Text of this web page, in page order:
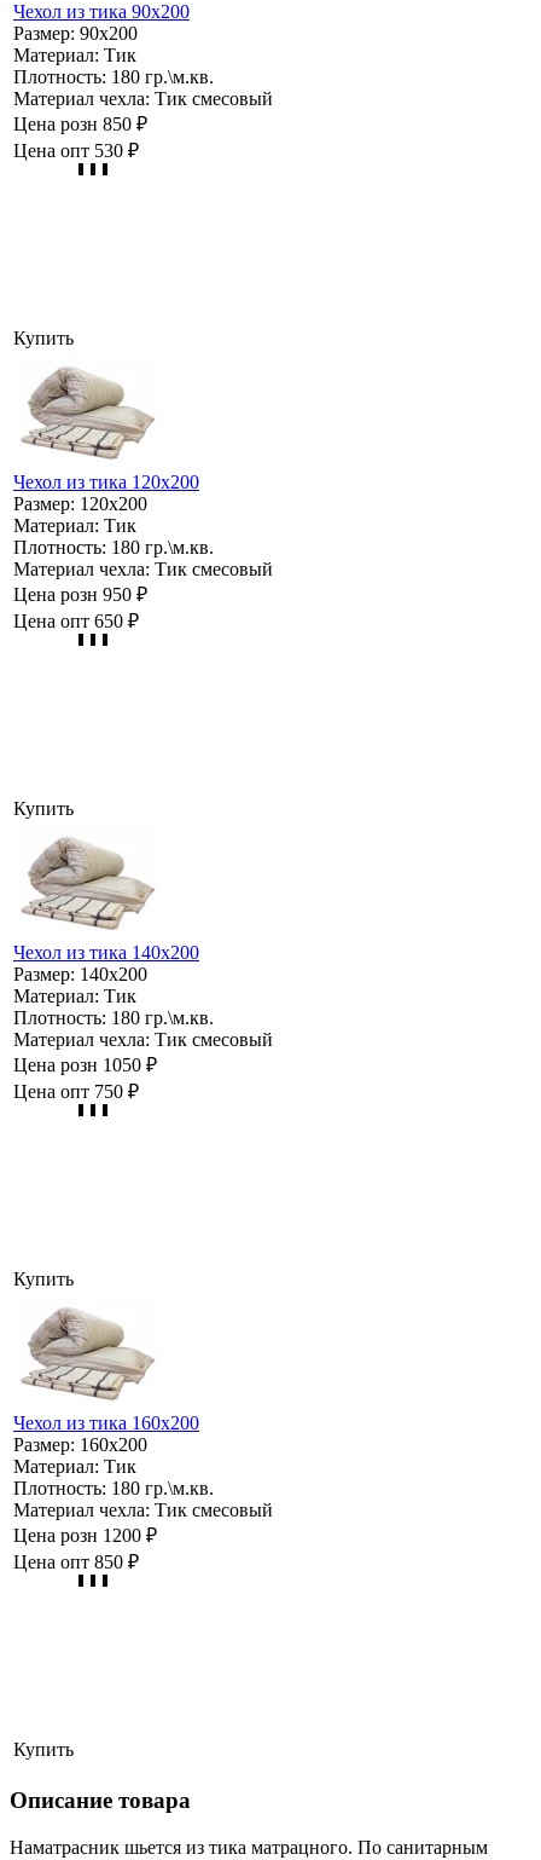
Чехол из тика 90х200
Размер: 90х200
Материал: Тик
Плотность: 180 гр.\м.кв.
Материал чехла: Тик смесовый
Цена розн 850 ₽
Цена опт 530 ₽
Купить
Чехол из тика 120х200
Размер: 120х200
Материал: Тик
Плотность: 180 гр.\м.кв.
Материал чехла: Тик смесовый
Цена розн 950 ₽
Цена опт 650 ₽
Купить
Чехол из тика 140х200
Размер: 140х200
Материал: Тик
Плотность: 180 гр.\м.кв.
Материал чехла: Тик смесовый
Цена розн 1050 ₽
Цена опт 750 ₽
Купить
Чехол из тика 160х200
Размер: 160х200
Материал: Тик
Плотность: 180 гр.\м.кв.
Материал чехла: Тик смесовый
Цена розн 1200 ₽
Цена опт 850 ₽
Купить
Описание товара
Наматрасник шьется из тика матрацного. По санитарным